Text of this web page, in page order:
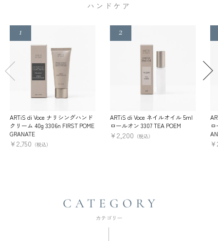
ハンドケア
ARTiS di Voce ナリシングハンド
クリーム 40g 3306n FIRST POME
GRANATE
¥2,750 （税込）
ARTiS di Voce ネイルオイル 5ml
ロールオン 3307 TEA POEM
¥2,200 （税込）
¥